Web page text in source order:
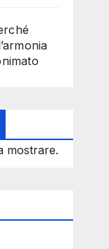
mostrare.